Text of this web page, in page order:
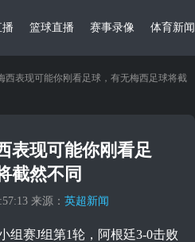
播 篮球直播 赛事录像 体育新闻
西表现可能你刚看足球，有无梅西足球将截
表现可能你刚看足
截然不同
来源： 英超新闻
组赛J组第1轮，阿根廷3-0击败